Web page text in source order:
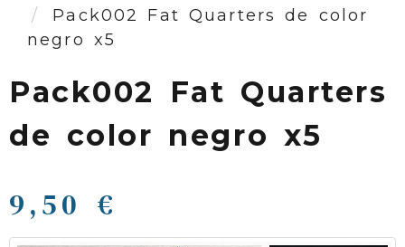
Pack002 Fat Quarters de color
negro x5
Pack002 Fat Quarters
de color negro x5
9,50 €